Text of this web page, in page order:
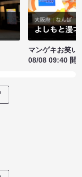
マンゲキお笑い
08/08 09:40 開